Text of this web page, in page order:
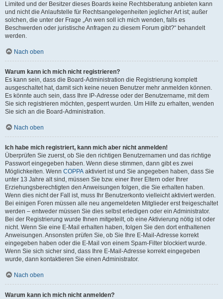
Limited und der Besitzer dieses Boards keine Rechtsberatung anbieten kann
und nicht die Anlaufstelle für Rechtsangelegenheiten jeglicher Art ist; außer
solchen, die unter der Frage „An wen soll ich mich wenden, falls es
Beschwerden oder juristische Anfragen zu diesem Forum gibt?“ behandelt
werden.
Nach oben
Warum kann ich mich nicht registrieren?
Es kann sein, dass die Board-Administration die Registrierung komplett
ausgeschaltet hat, damit sich keine neuen Benutzer mehr anmelden können.
Es könnte auch sein, dass Ihre IP-Adresse oder der Benutzername, mit dem
Sie sich registrieren möchten, gesperrt wurden. Um Hilfe zu erhalten, wenden
Sie sich an die Board-Administration.
Nach oben
Ich habe mich registriert, kann mich aber nicht anmelden!
Überprüfen Sie zuerst, ob Sie den richtigen Benutzernamen und das richtige
Passwort eingegeben haben. Wenn diese stimmen, dann gibt es zwei
Möglichkeiten. Wenn COPPA aktiviert ist und Sie angegeben haben, dass Sie
unter 13 Jahre alt sind, müssen Sie bzw. einer Ihrer Eltern oder Ihrer
Erziehungsberechtigten den Anweisungen folgen, die Sie erhalten haben.
Wenn dies nicht der Fall ist, muss Ihr Benutzerkonto vielleicht aktiviert werden.
Bei einigen Foren müssen alle neu angemeldeten Mitglieder erst freigeschaltet
werden – entweder müssen Sie dies selbst erledigen oder ein Administrator.
Bei der Registrierung wurde Ihnen mitgeteilt, ob eine Aktivierung nötig ist oder
nicht. Wenn Sie eine E-Mail erhalten haben, folgen Sie den dort enthaltenen
Anweisungen. Ansonsten prüfen Sie, ob Sie Ihre E-Mail-Adresse korrekt
eingegeben haben oder die E-Mail von einem Spam-Filter blockiert wurde.
Wenn Sie sich sicher sind, dass Ihre E-Mail-Adresse korrekt eingegeben
wurde, dann kontaktieren Sie einen Administrator.
Nach oben
Warum kann ich mich nicht anmelden?